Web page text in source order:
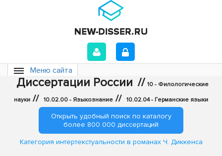
Меню сайта
Диссертации России // 10 - Филологические
науки // 10.02.00 - Языкознание // 10.02.04 - Германские языки
Открыть удобный поиск по каталогу
более 800 000 диссертаций
Категория интертекстуальности в романах Ч. Диккенса